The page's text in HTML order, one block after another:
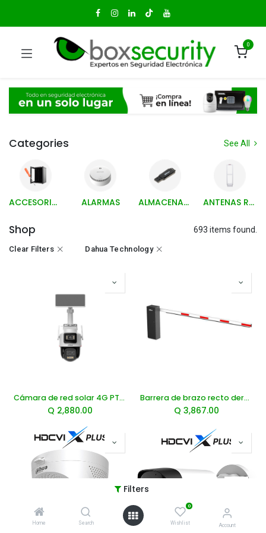
Filters
Home Search
0
Wishlist Account
0
Categories See All
ACCESORIOS Y HERRAMIENTAS ALARMAS ALMACENAMIENTO ANTENAS RETAIL Y ACCESORIOS
Shop 693 items found.
Clear Filters Dahua Technology
Cámara de red solar 4G PT con zoom híbrido WizColor de 3+3 MP
Q 2,880.00
Barrera de brazo recto derecha Dahua
Q 3,867.00